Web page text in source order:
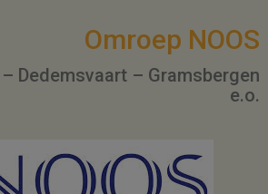
Omroep NOOS
Dedemsvaart – Gramsbergen
e.o.